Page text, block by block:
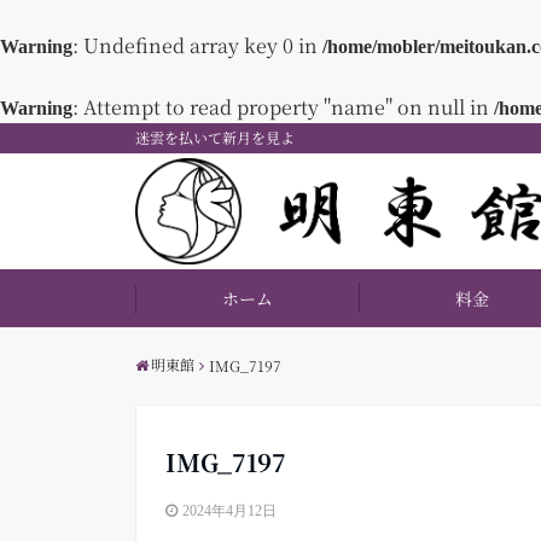
Warning: Undefined array key 0 in /home/mobler/
Warning: Attempt to read property "name" on null in /
迷雲を払いて新月を見よ
ホーム 料金
明東館 IMG_7197
IMG_7197
2024年4月12日